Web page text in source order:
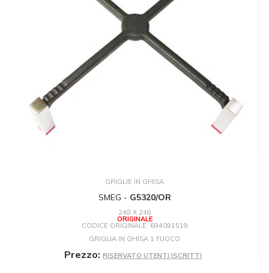
GRIGLIE IN GHISA
SMEG - G5320/OR
248 X 248
ORIGINALE
CODICE ORIGINALE: 694091519
GRIGLIA IN GHISA 1 FUOCO
Prezzo: RISERVATO UTENTI ISCRITTI